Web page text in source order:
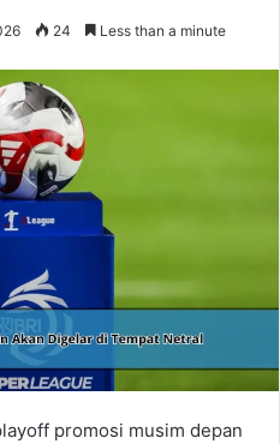
24 Less than a minute
promosi musim depan